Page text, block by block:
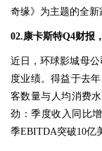
奇缘》为主题的全新
02.康卡斯特Q4财报
近日，环球影城母公
度业绩。得益于去
客数量与人均消费
劲：季度收入同比
季EBITDA突破10亿